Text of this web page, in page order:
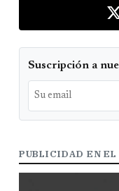
Suscripción a
PUBLICIDAD EN